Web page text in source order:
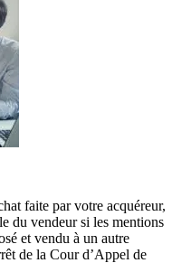
faite par votre acquéreur,
du vendeur si les mentions
et vendu à un autre
de la Cour d’Appel de